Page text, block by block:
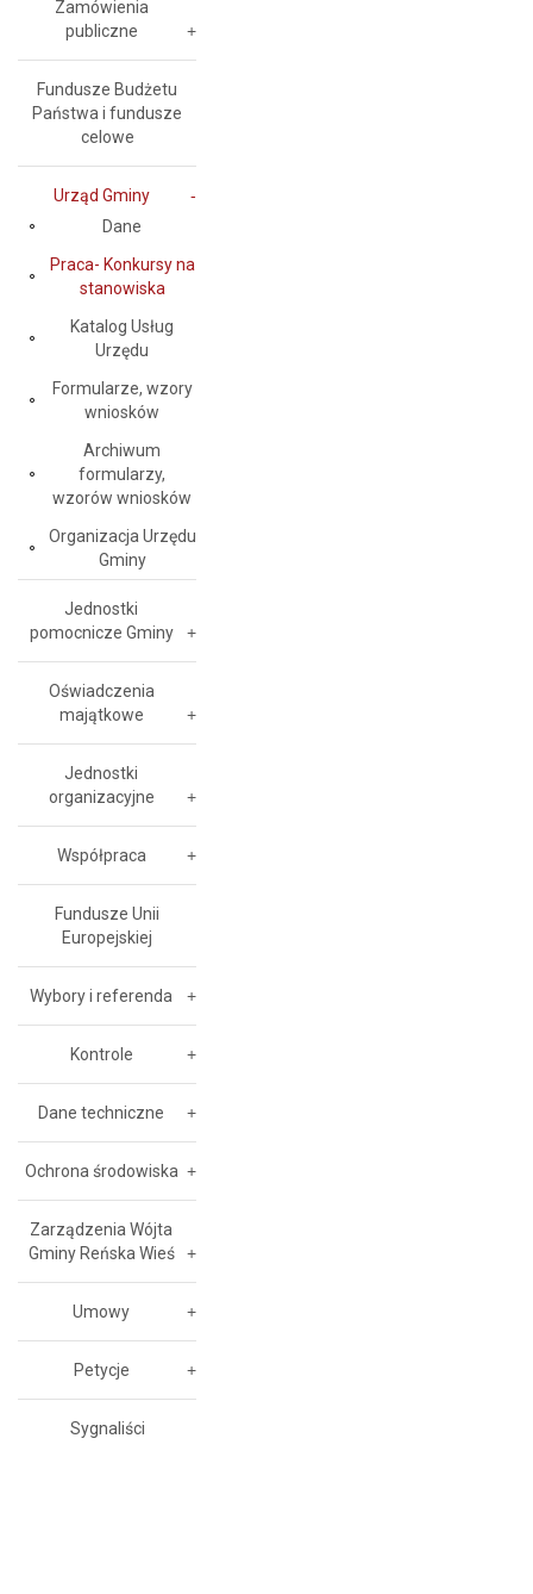
Zamówienia
publiczne
Fundusze Budżetu
Państwa i fundusze
celowe
Urząd Gminy
Dane
Praca- Konkursy na
stanowiska
Katalog Usług
Urzędu
Formularze, wzory
wniosków
Archiwum
formularzy,
wzorów wniosków
Organizacja Urzędu
Gminy
Jednostki
pomocnicze Gminy
Oświadczenia
majątkowe
Jednostki
organizacyjne
Współpraca
Fundusze Unii
Europejskiej
Wybory i referenda
Kontrole
Dane techniczne
Ochrona środowiska
Zarządzenia Wójta
Gminy Reńska Wieś
Umowy
Petycje
Sygnaliści